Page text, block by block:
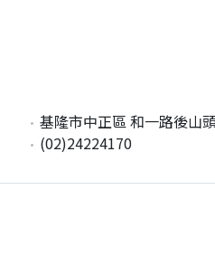
基隆市中正區 和一路後山
(02)24224170